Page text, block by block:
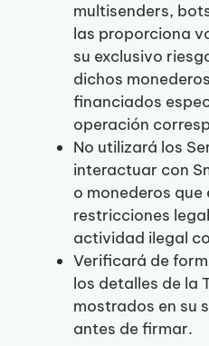
multisenders,
las proporciona
su exclusivo
dichos
financiados
operación
No utilizará los
interactuar con
o monederos
restricciones
actividad ilegal
Verificará de
los detalles de la
mostrados en su
antes de firmar.